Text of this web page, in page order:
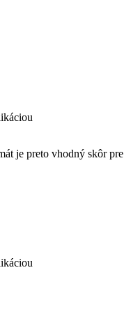
je preto vhodný skôr pre